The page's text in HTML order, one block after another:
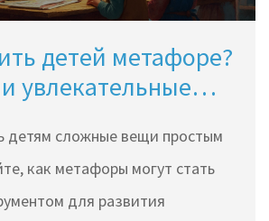
детей метафоре?
увлекательные
детям сложные вещи простым
как метафоры могут стать
для развития